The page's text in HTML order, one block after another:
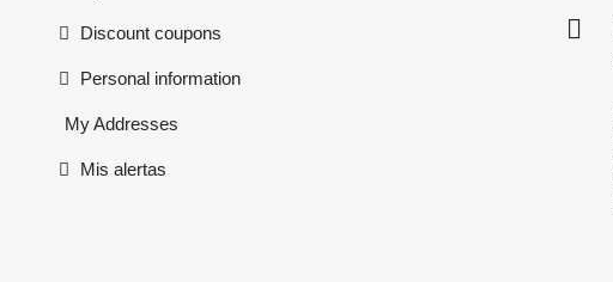
Discount coupons
Personal information
My Addresses
Mis alertas